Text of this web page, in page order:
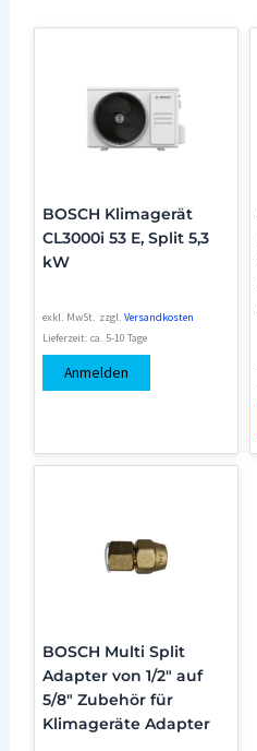
BOSCH Klimagerät
CL3000i 53 E, Split 5,3
kW
exkl. MwSt. zzgl.Versandkosten
Lieferzeit:ca. 5-10 Tage
Anmelden
BOSCH Multi Split
Adapter von 1/2″ auf
5/8″ Zubehör für
Klimageräte Adapter